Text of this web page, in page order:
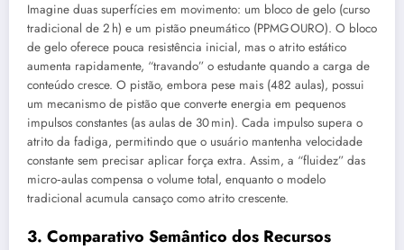
Imagine duas superfícies em movimento: um bloco de gelo (curso
tradicional de 2 h) e um pistão pneumático (PPMG OURO). O bloco
de gelo oferece pouca resistência inicial, mas o atrito estático
aumenta rapidamente, “travando” o estudante quando a carga de
conteúdo cresce. O pistão, embora pese mais (482 aulas), possui
um mecanismo de pistão que converte energia em pequenos
impulsos constantes (as aulas de 30 min). Cada impulso supera o
atrito da fadiga, permitindo que o usuário mantenha velocidade
constante sem precisar aplicar força extra. Assim, a “fluidez” das
micro‑aulas compensa o volume total, enquanto o modelo
tradicional acumula cansaço como atrito crescente.
3. Comparativo Semântico dos Recursos